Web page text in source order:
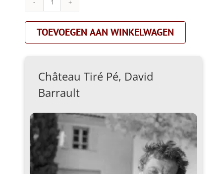
Château
Tiré
Pé,
David
Barrault|la
TOEVOEGEN AAN WINKELWAGEN
Château Tiré Pé, David
Barrault